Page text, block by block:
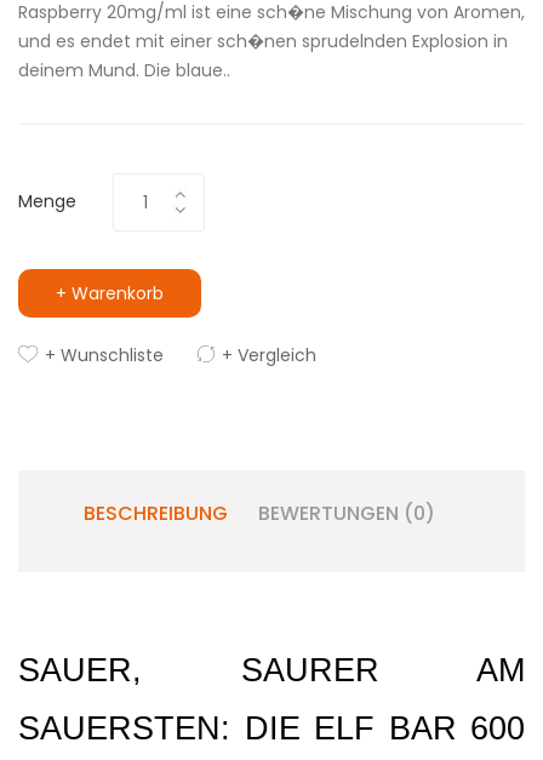
Raspberry 20mg/ml ist eine sch�ne Mischung von Aromen,
und es endet mit einer sch�nen sprudelnden Explosion in
deinem Mund. Die blaue..
Menge
+ Warenkorb
+ Wunschliste + Vergleich
BESCHREIBUNG BEWERTUNGEN (0)
SAUER, SAURER AM
SAUERSTEN: DIE ELF BAR 600